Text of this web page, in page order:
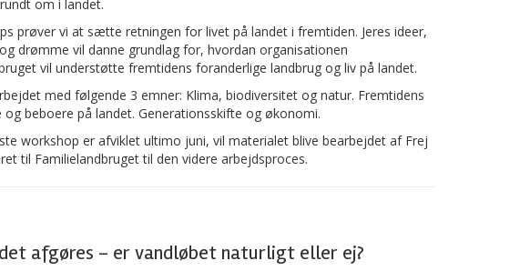
om i landet.
prøver vi at sætte retningen for livet på landet i fremtiden. Jeres ideer,
drømme vil danne grundlag for, hvordan organisationen
vil understøtte fremtidens foranderlige landbrug og liv på landet.
med følgende 3 emner: Klima, biodiversitet og natur. Fremtidens
og beboere på landet. Generationsskifte og økonomi.
workshop er afviklet ultimo juni, vil materialet blive bearbejdet af Frej
til Familielandbruget til den videre arbejdsproces.
afgøres – er vandløbet naturligt eller ej?